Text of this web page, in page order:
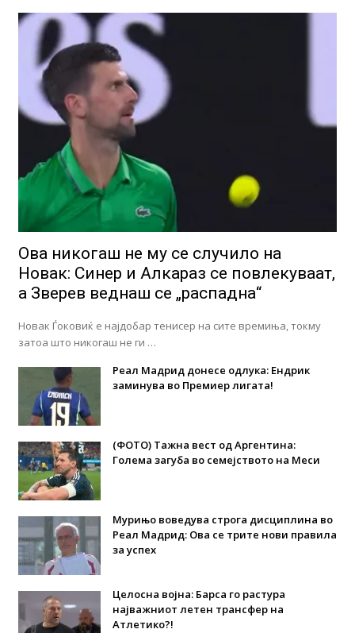
Ова никогаш не му се случило на
Новак: Синер и Алкараз се повлекуваат,
а Зверев веднаш се „распадна“
Новак Ѓоковиќ е најдобар тенисер на сите времиња, токму
затоа што никогаш не ги …
Реал Мадрид донесе одлука: Eндрик
заминува во Премиер лигата!
(ФОТО) Тажна вест од Аргентина:
Голема загуба во семејството на Меси
Мурињо воведува строга дисциплина во
Реал Мадрид: Ова се трите нови правила
за успех
Целосна војна: Барса го растура
најважниот летен трансфер на
Атлетико?!